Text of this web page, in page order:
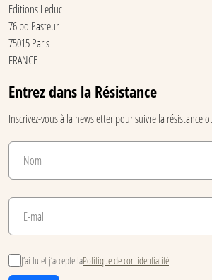
Editions Leduc
76 bd Pasteur
75015 Paris
FRANCE
Entrez dans la Résistance
Inscrivez-vous à la newsletter pour suivre la résistance
J’ai lu et j’accepte laPolitique de confidentialité